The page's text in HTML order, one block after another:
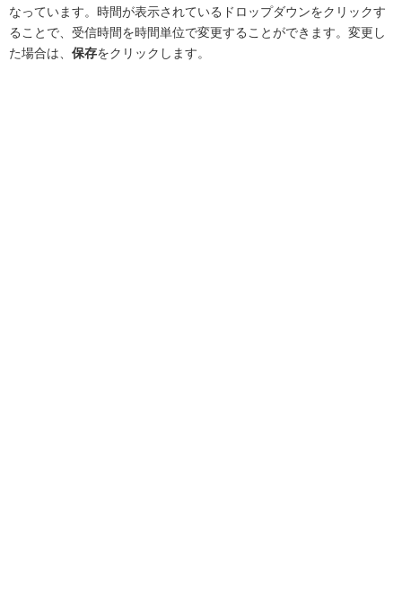
なっています。時間が表示されているドロップダウンをクリックす
ることで、受信時間を時間単位で変更することができます。変更し
た場合は、 保存をクリックします。